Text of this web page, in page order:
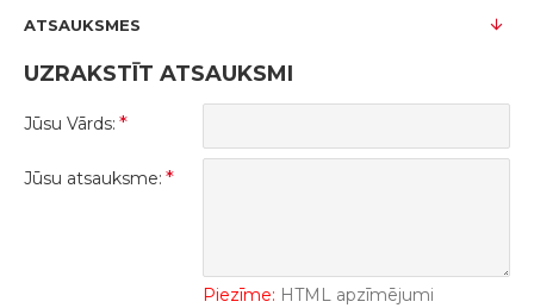
ATSAUKSMES
UZRAKSTĪT ATSAUKSMI
Jūsu Vārds:
Jūsu atsauksme:
Piezīme: HTML apzīmējumi